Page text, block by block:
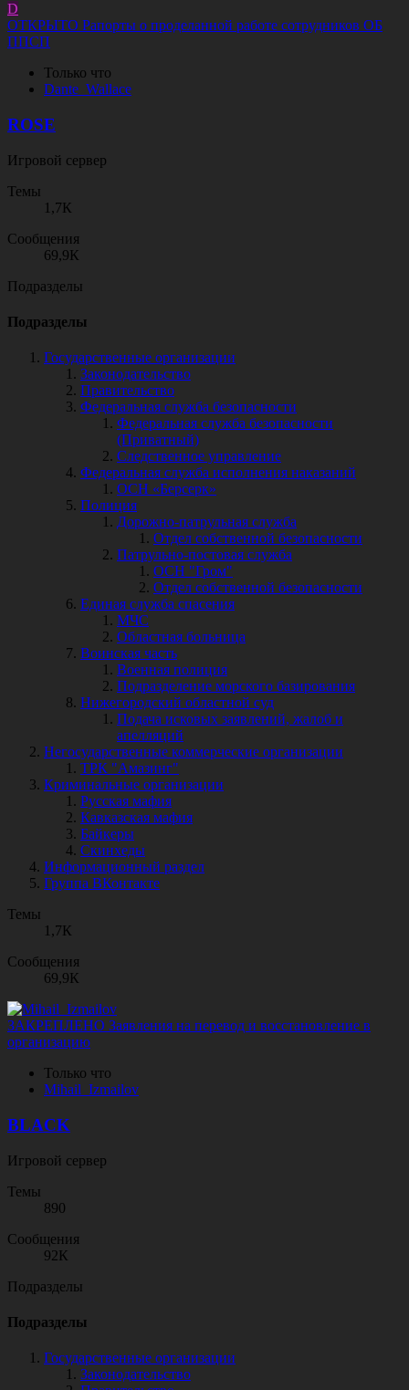
D
ОТКРЫТО Рапорты о проделанной работе сотрудников ОБ
ППСП
Только что
Dante Wallace
ROSE
Игровой сервер
Темы
1,7К
Сообщения
69,9К
Подразделы
Подразделы
Государственные организации
Законодательство
Правительство
Федеральная служба безопасности
Федеральная служба безопасности
(Приватный)
Следственное управление
Федеральная служба исполнения наказаний
ОСН «Берсерк»
Полиция
Дорожно-патрульная служба
Отдел собственной безопасности
Патрульно-постовая служба
ОСН "Гром"
Отдел собственной безопасности
Единая служба спасения
МЧС
Областная больница
Воинская часть
Военная полиция
Подразделение морского базирования
Нижегородский областной суд
Подача исковых заявлений, жалоб и
апелляций
Негосударственные коммерческие организации
ТРК "Амазинг"
Криминальные организации
Русская мафия
Кавказская мафия
Байкеры
Скинхеды
Информационный раздел
Группа ВКонтакте
Темы
1,7К
Сообщения
69,9К
ЗАКРЕПЛЕНО Заявления на перевод и восстановление в
организацию
Только что
Mihail Izmailov
BLACK
Игровой сервер
Темы
890
Сообщения
92К
Подразделы
Подразделы
Государственные организации
Законодательство